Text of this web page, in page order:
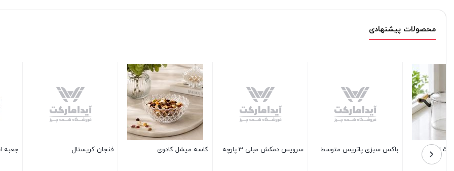
محصولات پیشنهادی
سرویس دمکش مبلی 3 پارچه کاسه میشل کادوی فنجان کریستال جعبه ابزار پلاستیکی کوچک بطری اسپری دار